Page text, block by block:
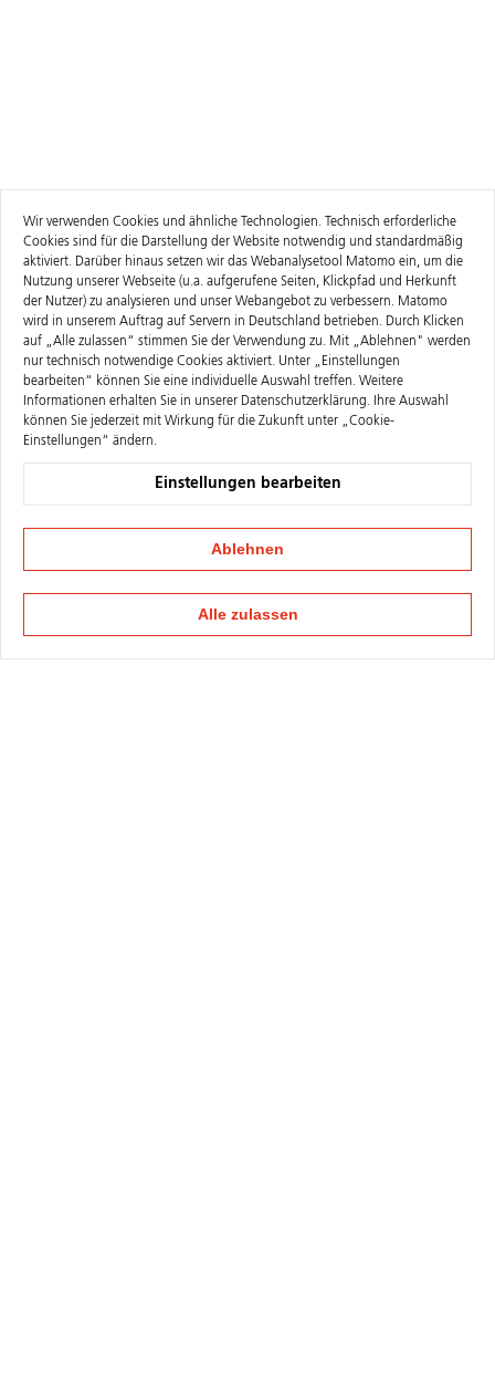
Wir verwenden Cookies und ähnliche Technologien. Technisch erforderliche
Cookies sind für die Darstellung der Website notwendig und standardmäßig
aktiviert. Darüber hinaus setzen wir das Webanalysetool Matomo ein, um die
Nutzung unserer Webseite (u.a. aufgerufene Seiten, Klickpfad und Herkunft
der Nutzer) zu analysieren und unser Webangebot zu verbessern. Matomo
wird in unserem Auftrag auf Servern in Deutschland betrieben. Durch Klicken
auf „Alle zulassen“ stimmen Sie der Verwendung zu. Mit „Ablehnen" werden
nur technisch notwendige Cookies aktiviert. Unter „Einstellungen
bearbeiten“ können Sie eine individuelle Auswahl treffen. Weitere
Informationen erhalten Sie in unserer Datenschutzerklärung. Ihre Auswahl
können Sie jederzeit mit Wirkung für die Zukunft unter „Cookie-
Einstellungen“ ändern.
Einstellungen bearbeiten
Ablehnen
Alle zulassen